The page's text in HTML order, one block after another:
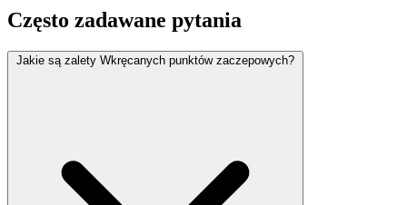
Często zadawane pytania
Jakie są zalety Wkręcanych punktów zaczepowych?